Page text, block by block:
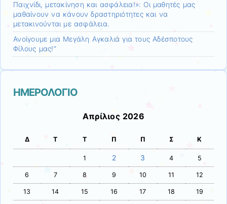
Παιχνίδι, μετακίνηση και ασφάλεια!»: Οι μαθητές μας
μαθαίνουν να κάνουν δραστηριότητες και να
μετακινούνται με ασφάλεια.
Ανοίγουμε μια Μεγάλη Αγκαλιά για τους Αδέσποτους
Φίλους μας!”
ΗΜΕΡΟΛΟΓΙΟ
Απρίλιος 2026
Δ Τ Τ Π Π Σ Κ
1 2 3 4 5
6 7 8 9 10 11 12
13 14 15 16 17 18 19